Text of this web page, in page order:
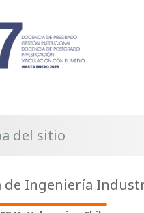
del sitio
de Ingeniería